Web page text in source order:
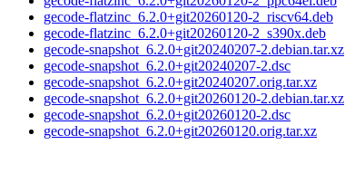
gecode-flatzinc_6.2.0+git20260120-2_riscv64.deb
gecode-flatzinc_6.2.0+git20260120-2_s390x.deb
gecode-snapshot_6.2.0+git20240207-2.debian.tar.xz
gecode-snapshot_6.2.0+git20240207-2.dsc
gecode-snapshot_6.2.0+git20240207.orig.tar.xz
gecode-snapshot_6.2.0+git20260120-2.debian.tar.xz
gecode-snapshot_6.2.0+git20260120-2.dsc
gecode-snapshot_6.2.0+git20260120.orig.tar.xz